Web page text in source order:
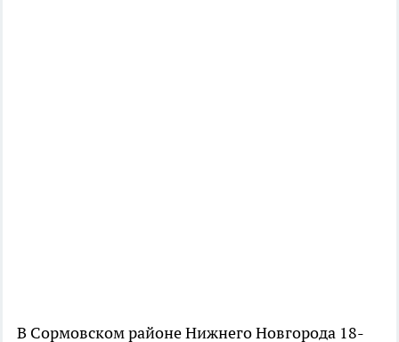
В Сормовском районе Нижнего Новгорода 18-